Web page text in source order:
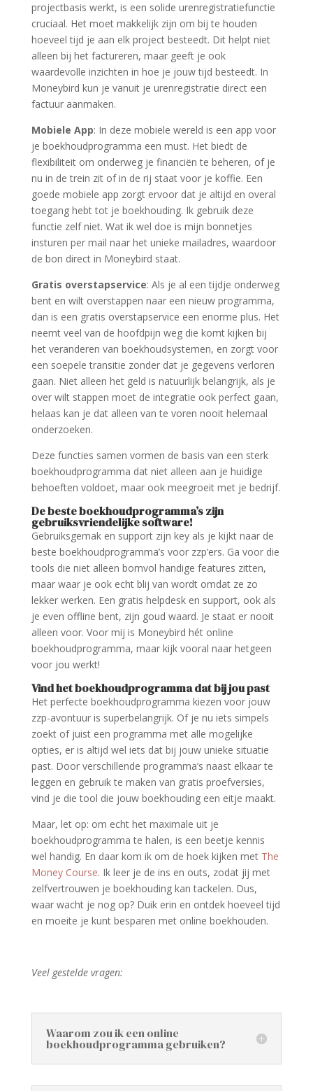
projectbasis werkt, is een solide urenregistratiefunctie
cruciaal. Het moet makkelijk zijn om bij te houden
hoeveel tijd je aan elk project besteedt. Dit helpt niet
alleen bij het factureren, maar geeft je ook
waardevolle inzichten in hoe je jouw tijd besteedt. In
Moneybird kun je vanuit je urenregistratie direct een
factuur aanmaken.
Mobiele App: In deze mobiele wereld is een app voor
je boekhoudprogramma een must. Het biedt de
flexibiliteit om onderweg je financiën te beheren, of je
nu in de trein zit of in de rij staat voor je koffie. Een
goede mobiele app zorgt ervoor dat je altijd en overal
toegang hebt tot je boekhouding. Ik gebruik deze
functie zelf niet. Wat ik wel doe is mijn bonnetjes
insturen per mail naar het unieke mailadres, waardoor
de bon direct in Moneybird staat.
Gratis overstapservice: Als je al een tijdje onderweg
bent en wilt overstappen naar een nieuw programma,
dan is een gratis overstapservice een enorme plus. Het
neemt veel van de hoofdpijn weg die komt kijken bij
het veranderen van boekhoudsystemen, en zorgt voor
een soepele transitie zonder dat je gegevens verloren
gaan. Niet alleen het geld is natuurlijk belangrijk, als je
over wilt stappen moet de integratie ook perfect gaan,
helaas kan je dat alleen van te voren nooit helemaal
onderzoeken.
Deze functies samen vormen de basis van een sterk
boekhoudprogramma dat niet alleen aan je huidige
behoeften voldoet, maar ook meegroeit met je bedrijf.
De beste boekhoudprogramma’s zijn
gebruiksvriendelijke software!
Gebruiksgemak en support zijn key als je kijkt naar de
beste boekhoudprogramma’s voor zzp’ers. Ga voor die
tools die niet alleen bomvol handige features zitten,
maar waar je ook echt blij van wordt omdat ze zo
lekker werken. Een gratis helpdesk en support, ook als
je even offline bent, zijn goud waard. Je staat er nooit
alleen voor. Voor mij is Moneybird hét online
boekhoudprogramma, maar kijk vooral naar hetgeen
voor jou werkt!
Vind het boekhoudprogramma dat bij jou past
Het perfecte boekhoudprogramma kiezen voor jouw
zzp-avontuur is superbelangrijk. Of je nu iets simpels
zoekt of juist een programma met alle mogelijke
opties, er is altijd wel iets dat bij jouw unieke situatie
past. Door verschillende programma’s naast elkaar te
leggen en gebruik te maken van gratis proefversies,
vind je die tool die jouw boekhouding een eitje maakt.
Maar, let op: om echt het maximale uit je
boekhoudprogramma te halen, is een beetje kennis
wel handig. En daar kom ik om de hoek kijken met The
Money Course. Ik leer je de ins en outs, zodat jij met
zelfvertrouwen je boekhouding kan tackelen. Dus,
waar wacht je nog op? Duik erin en ontdek hoeveel tijd
en moeite je kunt besparen met online boekhouden.
Veel gestelde vragen:
Waarom zou ik een online
boekhoudprogramma gebruiken?